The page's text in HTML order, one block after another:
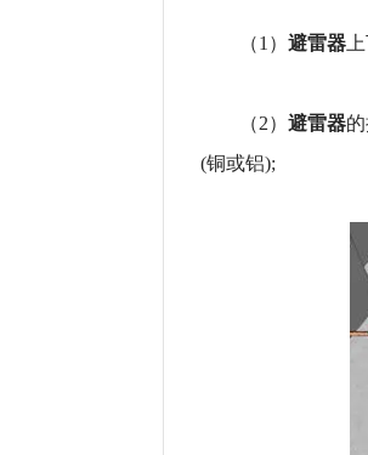
（1）避雷器
（2）避雷器
(铜或铝);